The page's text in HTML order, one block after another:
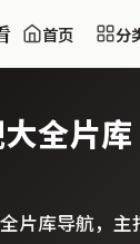
首页 分
全片
片库导航，主